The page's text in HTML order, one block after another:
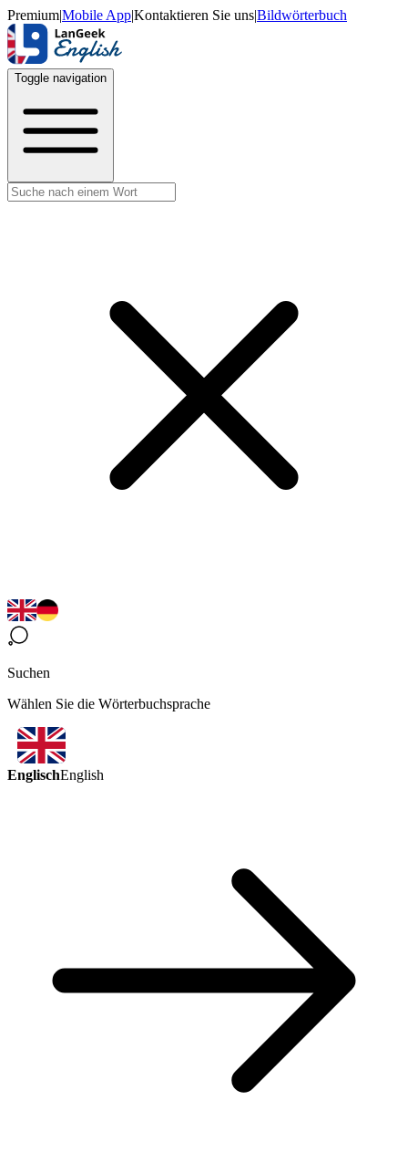
Premium|Mobile App|Kontaktieren Sie uns|Bildwörterbuch
Toggle navigation
Suchen
Wählen Sie die Wörterbuchsprache
EnglischEnglish